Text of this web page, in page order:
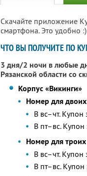
Скачайте приложение
смартфона. Это удобно :)
ЧТО ВЫ ПОЛУЧИТЕ ПО
3 дня/2 ночи в любые
Рязанской области со
Корпус «Викинги»
Номер для двоих
В вс–чт.
В пт–вс.
Номер для троих
В вс–чт.
В пт–вс.